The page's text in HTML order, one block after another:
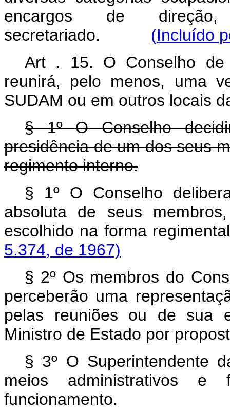
encargos de
secretariado. (Incluído
Art . 15. O Conselho de
reunirá, pelo menos, uma
SUDAM ou em outros locais
§ 1º O Conselho
presidência de um dos seus
regimento interno.
§ 1º O Conselho
absoluta de seus
escolhido na forma
5.374, de 1967)
§ 2º Os membros do
perceberão uma
pelas reuniões ou de sua
Ministro de Estado por
§ 3º O Superintendente
meios administrativos e
funcionamento.